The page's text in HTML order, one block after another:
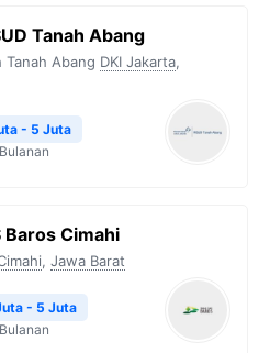
Tanah Abang
Tanah Abang DKI Jakarta,
- 5 Juta
Bulanan
Cimahi
, Jawa Barat
- 5 Juta
Bulanan